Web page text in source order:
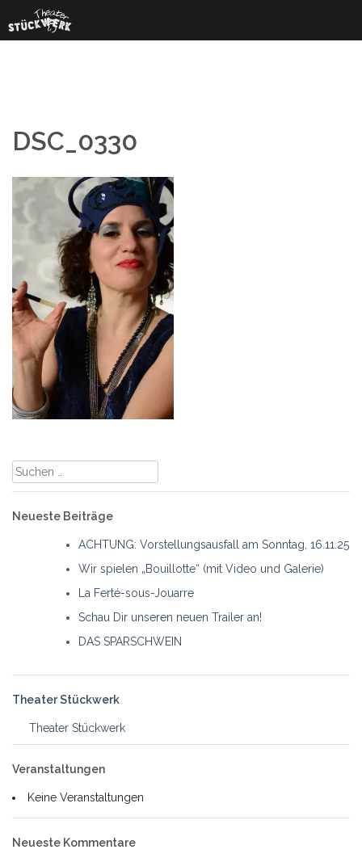
to
content
DSC_0330
Suche
nach:
Neueste Beiträge
ACHTUNG: Vorstellungsausfall am Sonntag, 16.11.25
Wir spielen „Bouillotte“ (mit Video und Galerie)
La Ferté-sous-Jouarre
Schau Dir unseren neuen Trailer an!
DAS SPARSCHWEIN
Theater Stückwerk
Theater Stückwerk
Veranstaltungen
Keine Veranstaltungen
Neueste Kommentare